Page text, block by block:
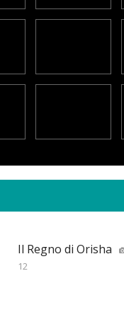
Il Regno di Orisha
12